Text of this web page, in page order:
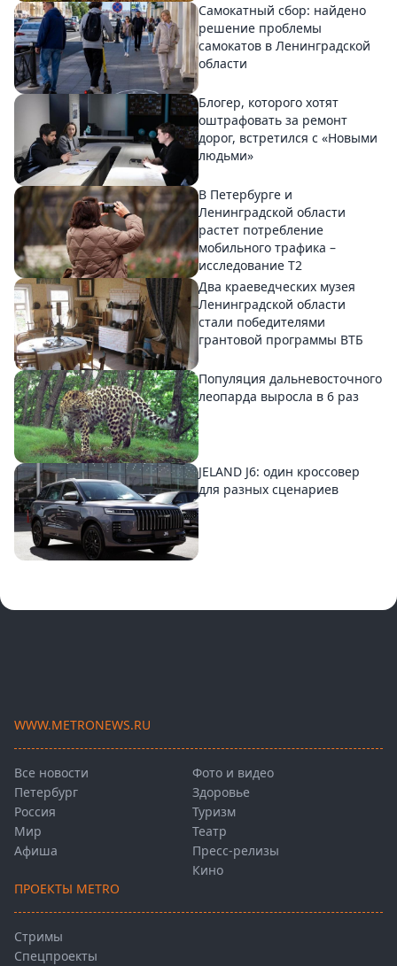
Самокатный сбор: найдено
решение проблемы
самокатов в Ленинградской
области
Блогер, которого хотят
оштрафовать за ремонт
дорог, встретился с «Новыми
людьми»
В Петербурге и
Ленинградской области
растет потребление
мобильного трафика –
исследование T2
Два краеведческих музея
Ленинградской области
стали победителями
грантовой программы ВТБ
Популяция дальневосточного
леопарда выросла в 6 раз
JELAND J6: один кроссовер
для разных сценариев
WWW.METRONEWS.RU
Все новости
Петербург
Россия
Мир
Афиша
Фото и видео
Здоровье
Туризм
Театр
Пресс-релизы
Кино
ПРОЕКТЫ METRO
Стримы
Спецпроекты